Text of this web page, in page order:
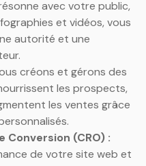
avec votre public,
et vidéos, vous
autorité et une
créons et gérons des
les prospects,
les ventes grâce
(CRO) :
de votre site web et